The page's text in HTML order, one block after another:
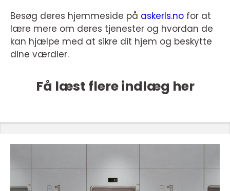
Besøg deres hjemmeside på askerls.no for at
lære mere om deres tjenester og hvordan de
kan hjælpe med at sikre dit hjem og beskytte
dine værdier.
Få læst flere indlæg her